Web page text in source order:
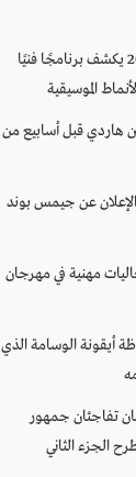
مهرجان صيف الأوداية 2026 يكشف برنامجًا فنيًا
الموسيقية
هاردي قبل أسابيع من
عن جيمس بوند
مهنية في مهرجان
أيقونة الوسامة الذي
تفاجئان جمهور